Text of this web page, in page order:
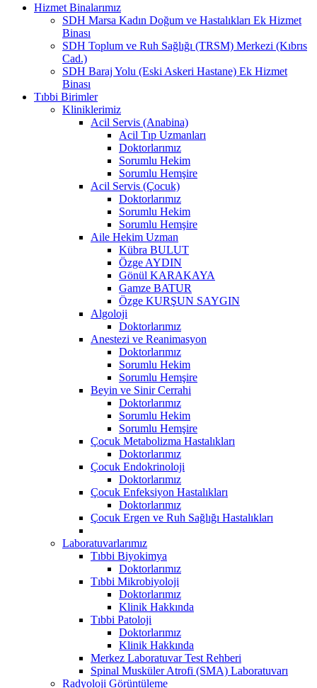
Hizmet Binalarımız
SDH Marsa Kadın Doğum ve Hastalıkları Ek Hizmet
Binası
SDH Toplum ve Ruh Sağlığı (TRSM) Merkezi (Kıbrıs
Cad.)
SDH Baraj Yolu (Eski Askeri Hastane) Ek Hizmet
Binası
Tıbbi Birimler
Kliniklerimiz
Acil Servis (Anabina)
Acil Tıp Uzmanları
Doktorlarımız
Sorumlu Hekim
Sorumlu Hemşire
Acil Servis (Çocuk)
Doktorlarımız
Sorumlu Hekim
Sorumlu Hemşire
Aile Hekim Uzman
Kübra BULUT
Özge AYDIN
Gönül KARAKAYA
Gamze BATUR
Özge KURŞUN SAYGIN
Algoloji
Doktorlarımız
Anestezi ve Reanimasyon
Doktorlarımız
Sorumlu Hekim
Sorumlu Hemşire
Beyin ve Sinir Cerrahi
Doktorlarımız
Sorumlu Hekim
Sorumlu Hemşire
Çocuk Metabolizma Hastalıkları
Doktorlarımız
Çocuk Endokrinoloji
Doktorlarımız
Çocuk Enfeksiyon Hastalıkları
Doktorlarımız
Çocuk Ergen ve Ruh Sağlığı Hastalıkları
Laboratuvarlarımız
Tıbbi Biyokimya
Doktorlarımız
Tıbbi Mikrobiyoloji
Doktorlarımız
Klinik Hakkında
Tıbbi Patoloji
Doktorlarımız
Klinik Hakkında
Merkez Laboratuvar Test Rehberi
Spinal Musküler Atrofi (SMA) Laboratuvarı
Radyoloji Görüntüleme